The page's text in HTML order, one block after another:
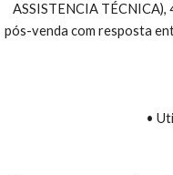
ASSISTENCIA
pós-venda com resposta
•